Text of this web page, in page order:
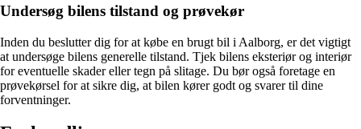
Undersøg bilens tilstand og prøvekør
Inden du beslutter dig for at købe en brugt bil i Aalborg, er det vigtigt
at undersøge bilens generelle tilstand. Tjek bilens eksteriør og interiør
for eventuelle skader eller tegn på slitage. Du bør også foretage en
prøvekørsel for at sikre dig, at bilen kører godt og svarer til dine
forventninger.